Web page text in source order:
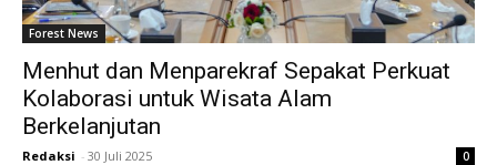
Forest News
Menhut dan Menparekraf Sepakat Perkuat
Kolaborasi untuk Wisata Alam
Berkelanjutan
Redaksi - 30 Juli 2025 0